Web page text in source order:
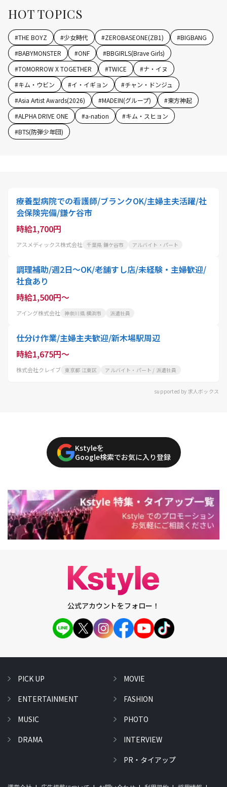
HOT TOPICS
#THE BOYZ #少女時代 #ZEROBASEONE(ZB1) #BIGBANG
#BABYMONSTER #ONF #BBGIRLS(Brave Girls)
#TOMORROW X TOGETHER #TWICE #ナ・イヌ
#キム・ウビン #イ・イギョン #チャン・ドンジュ
#Asia Artist Awards(2026) #MADEIN(グループ) #東方神起
#ALPHA DRIVE ONE #a-nation #キム・スヒョン
#BTS(防弾少年団)
療養型病院での看護師/ブランクOK/主婦主夫活躍/社
会保険完備/鎌ケ谷市
時給1,700円
アスメディックス株式会社 千葉県 鎌ケ谷市 アルバイト・パート
調理補助/週2日～OK/老舗すし店/未経験・主婦歓迎/
社食あり
時給1,500円～
アイング株式会社 神奈川県 横浜市 派遣社員
仕分け作業/主婦主夫歓迎/新木場駅周辺
時給1,675円～
株式会社クレイブ 東京都 江東区 アルバイト・パート / 派遣社員
supported by 求人ボックス
Kstyleを
Google検索でお気に入り登録
公式アカウントをフォロー！
PICK UP
ENTERTAINMENT
MUSIC
DRAMA
MOVIE
FASHION
PHOTO
INTERVIEW
PR・タイアップ